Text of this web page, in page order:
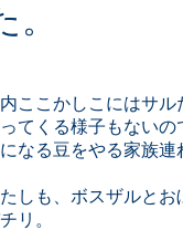
ここかしこにはサ
てくる様子もない
なる豆をやる家族
しも、ボスザルと
リ。